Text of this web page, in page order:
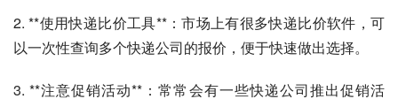
2. **使用快递比价工具**：市场上有很多快递比价软件，可
以一次性查询多个快递公司的报价，便于快速做出选择。
3. **注意促销活动**：常常会有一些快递公司推出促销活